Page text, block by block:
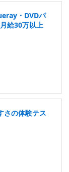
・DVDパ
給30万以上
さの体験テス